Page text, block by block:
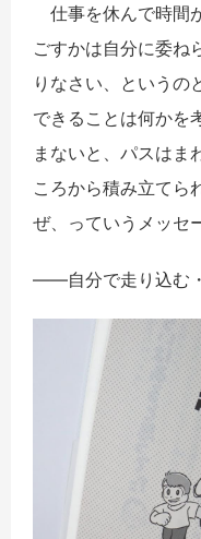
仕事を休んで時間
ごすかは自分に委ね
りなさい、というの
できることは何かを
まないと、パスはま
ころから積み立てら
ぜ、っていうメッセ
――自分で走り込む